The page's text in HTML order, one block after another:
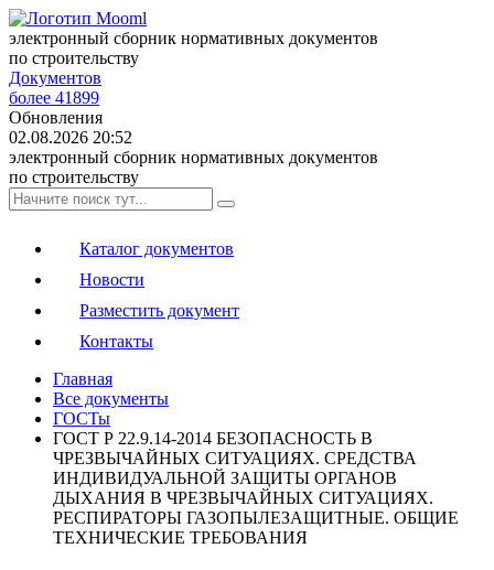
электронный сборник нормативных документов
по строительству
Документов
более 41899
Обновления
02.08.2026 20:52
электронный сборник нормативных документов
по строительству
Каталог документов
Новости
Разместить документ
Контакты
Главная
Все документы
ГОСТы
ГОСТ Р 22.9.14-2014 БЕЗОПАСНОСТЬ В
ЧРЕЗВЫЧАЙНЫХ СИТУАЦИЯХ. СРЕДСТВА
ИНДИВИДУАЛЬНОЙ ЗАЩИТЫ ОРГАНОВ
ДЫХАНИЯ В ЧРЕЗВЫЧАЙНЫХ СИТУАЦИЯХ.
РЕСПИРАТОРЫ ГАЗОПЫЛЕЗАЩИТНЫЕ. ОБЩИЕ
ТЕХНИЧЕСКИЕ ТРЕБОВАНИЯ